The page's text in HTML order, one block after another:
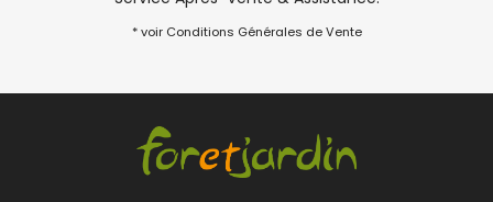
* voir Conditions Générales de Vente